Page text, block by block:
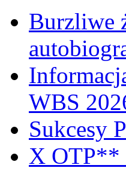
Burzliwe
WBS
Sukcesy
X OTP**